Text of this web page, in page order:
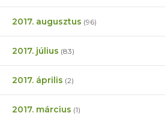
2017. augusztus (96)
2017. július (83)
2017. április (2)
2017. március (1)